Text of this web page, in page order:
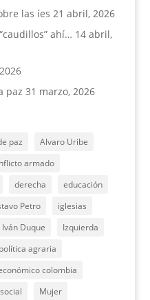
las íes 21 abril, 2026
ahí… 14 abril,
paz 31 marzo, 2026
paz
Alvaro Uribe
armado
derecha
educación
Petro
iglesias
Iván Duque
Izquierda
agraria
colombia
Mujer